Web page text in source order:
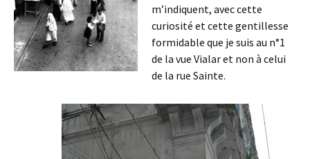
m’indiquent, avec cette
curiosité et cette gentillesse
formidable que je suis au n°1
de la vue Vialar et non à celui
de la rue Sainte.